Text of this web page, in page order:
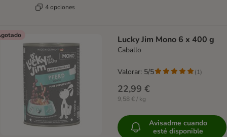
4 opciones
Lucky Jim Mono 6 x 400 g
Caballo
22,99 €
9,58 € / kg
Valorar: 5/5 (1)
Avisadme cuando
esté disponible